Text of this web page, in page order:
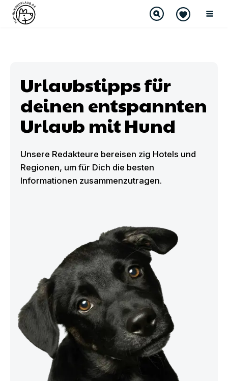
Urlaubstipps für
deinen entspannten
Urlaub mit Hund
Unsere Redakteure bereisen zig Hotels und
Regionen, um für Dich die besten
Informationen zusammenzutragen.